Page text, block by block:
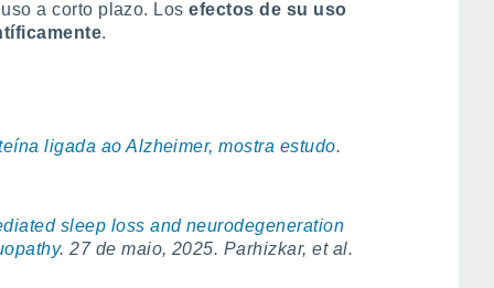
a corto plazo. Losefectos de su uso
.
ligada ao Alzheimer, mostra estudo.
sleep loss and neurodegeneration
. 27 de maio, 2025. Parhizkar, et al.